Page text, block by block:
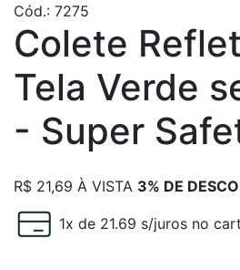
Cód.: 7275
Colete
Tela Verde
- Super
R$ 21,69 À VISTA 3% DE
1x de 21.69 s/juros no